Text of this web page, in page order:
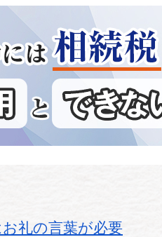
礼の言葉が必要